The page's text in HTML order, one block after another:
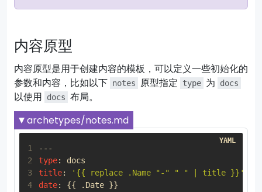
内容原型
内容原型是用于创建内容的模板，可以定义一些初始化的
参数和内容，比如以下 notes 原型指定 type 为 docs
以使用 docs 布局。
archetypes/notes.md
1
---
2
type:
docs
3
title:
'{{ replace .Name "-" " " | title }}'
4
date: {{
.Date }}